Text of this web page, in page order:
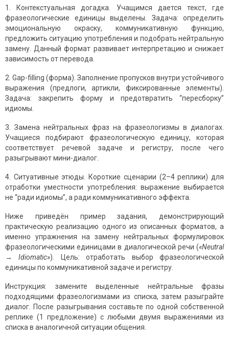
1. Контекстуальная догадка. Учащимся дается текст, где
фразеологические единицы выделены. Задача: определить
эмоциональную окраску, коммуникативную функцию,
предложить ситуацию употребления и подобрать нейтральную
замену. Данный формат развивает интерпретацию и снижает
зависимость от перевода.
2. Gap-filling (форма). Заполнение пропусков внутри устойчивого
выражения (предлоги, артикли, фиксированные элементы).
Задача: закрепить форму и предотвратить “пересборку”
идиомы.
3. Замена нейтральных фраз на фразеологизмы в диалогах.
Учащиеся подбирают фразеологическую единицу, которая
соответствует речевой задаче и регистру, после чего
разыгрывают мини-диалог.
4. Ситуативные этюды. Короткие сценарии (2–4 реплики) для
отработки уместности употребления: выражение выбирается
не “ради идиомы”, а ради коммуникативного эффекта.
Ниже приведён пример задания, демонстрирующий
практическую реализацию одного из описанных форматов, а
именно упражнения на замену нейтральных формулировок
фразеологическими единицами в диалогической речи («Neutral
→Idiomatic»). Цель: отработать выбор фразеологической
единицы по коммуникативной задаче и регистру.
Инструкция: замените выделенные нейтральные фразы
подходящими фразеологизмами из списка, затем разыграйте
диалог. После разыгрывания составьте по одной собственной
реплике (1 предложение) с любыми двумя выражениями из
списка в аналогичной ситуации общения.